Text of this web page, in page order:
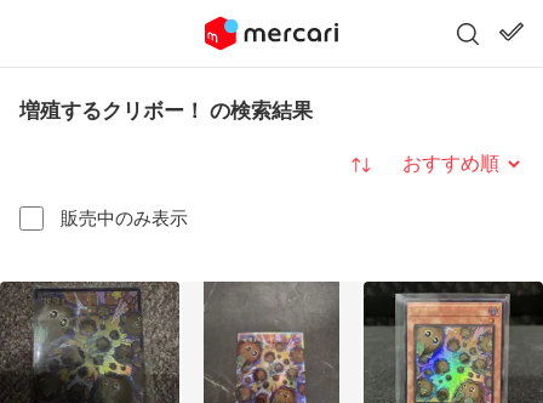
増殖するクリボー！ の検索結果
販売中のみ表示
並び替え